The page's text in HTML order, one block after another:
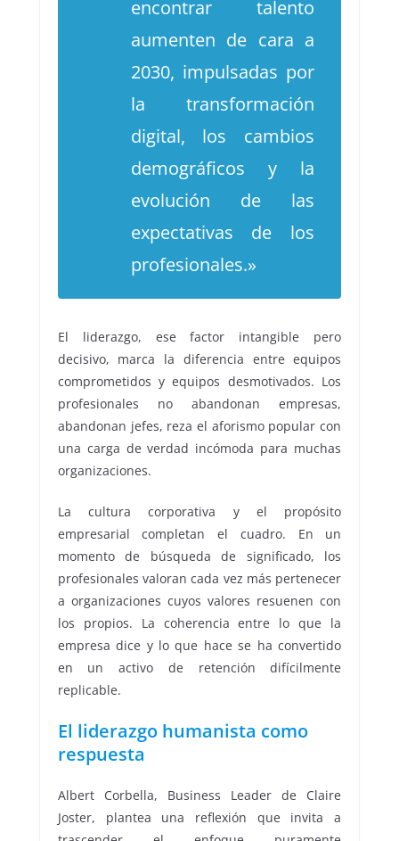
encontrar talento
aumenten de cara a
2030, impulsadas por
la transformación
digital, los cambios
demográficos y la
evolución de las
expectativas de los
profesionales.»
El liderazgo, ese factor intangible pero
decisivo, marca la diferencia entre equipos
comprometidos y equipos desmotivados. Los
profesionales no abandonan empresas,
abandonan jefes, reza el aforismo popular con
una carga de verdad incómoda para muchas
organizaciones.
La cultura corporativa y el propósito
empresarial completan el cuadro. En un
momento de búsqueda de significado, los
profesionales valoran cada vez más pertenecer
a organizaciones cuyos valores resuenen con
los propios. La coherencia entre lo que la
empresa dice y lo que hace se ha convertido
en un activo de retención difícilmente
replicable.
El liderazgo humanista como
respuesta
Albert Corbella, Business Leader de Claire
Joster, plantea una reflexión que invita a